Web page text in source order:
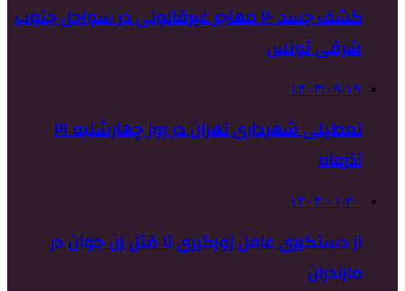
کشف جسد ۲۰ مهاجر غیرقانونی در سواحل جنوب
شرقی تونس
۱۴۰۳/۰۹/۱۹
تعطیلی شهرداری تهران در روز چهارشنبه ۲۱
آذرماه
۱۴۰۴/۰۱/۲۰
از دستگیری عامل زورگیری تا قتل زن جوان در
مازندران